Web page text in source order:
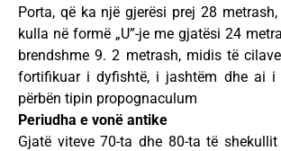
Porta, që ka një gjerësi prej 28
kulla në formë „U”-je me gjatësi 24
brendshme 9. 2 metrash, midis të
fortifikuar i dyfishtë, i jashtëm dhe ai i
përbën tipin propognaculum
Periudha e vonë antike
Gjatë viteve 70-ta dhe 80-ta të